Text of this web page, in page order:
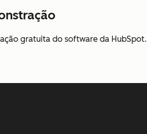
gratuita do software da HubSpot.